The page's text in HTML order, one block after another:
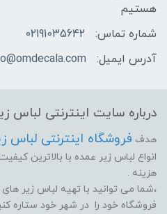
هستیم
شماره تماس:
02191035642
آدرس ایمیل:
درباره سایت اینترنتی لباس
هدف فروشگاه اینترنتی لباس
انواع لباس زیر عمده با بالاترین
هزینه .
،شما می توانید با تهیه لباس زیر
فروشگاه خود را در شهر خود ستاره